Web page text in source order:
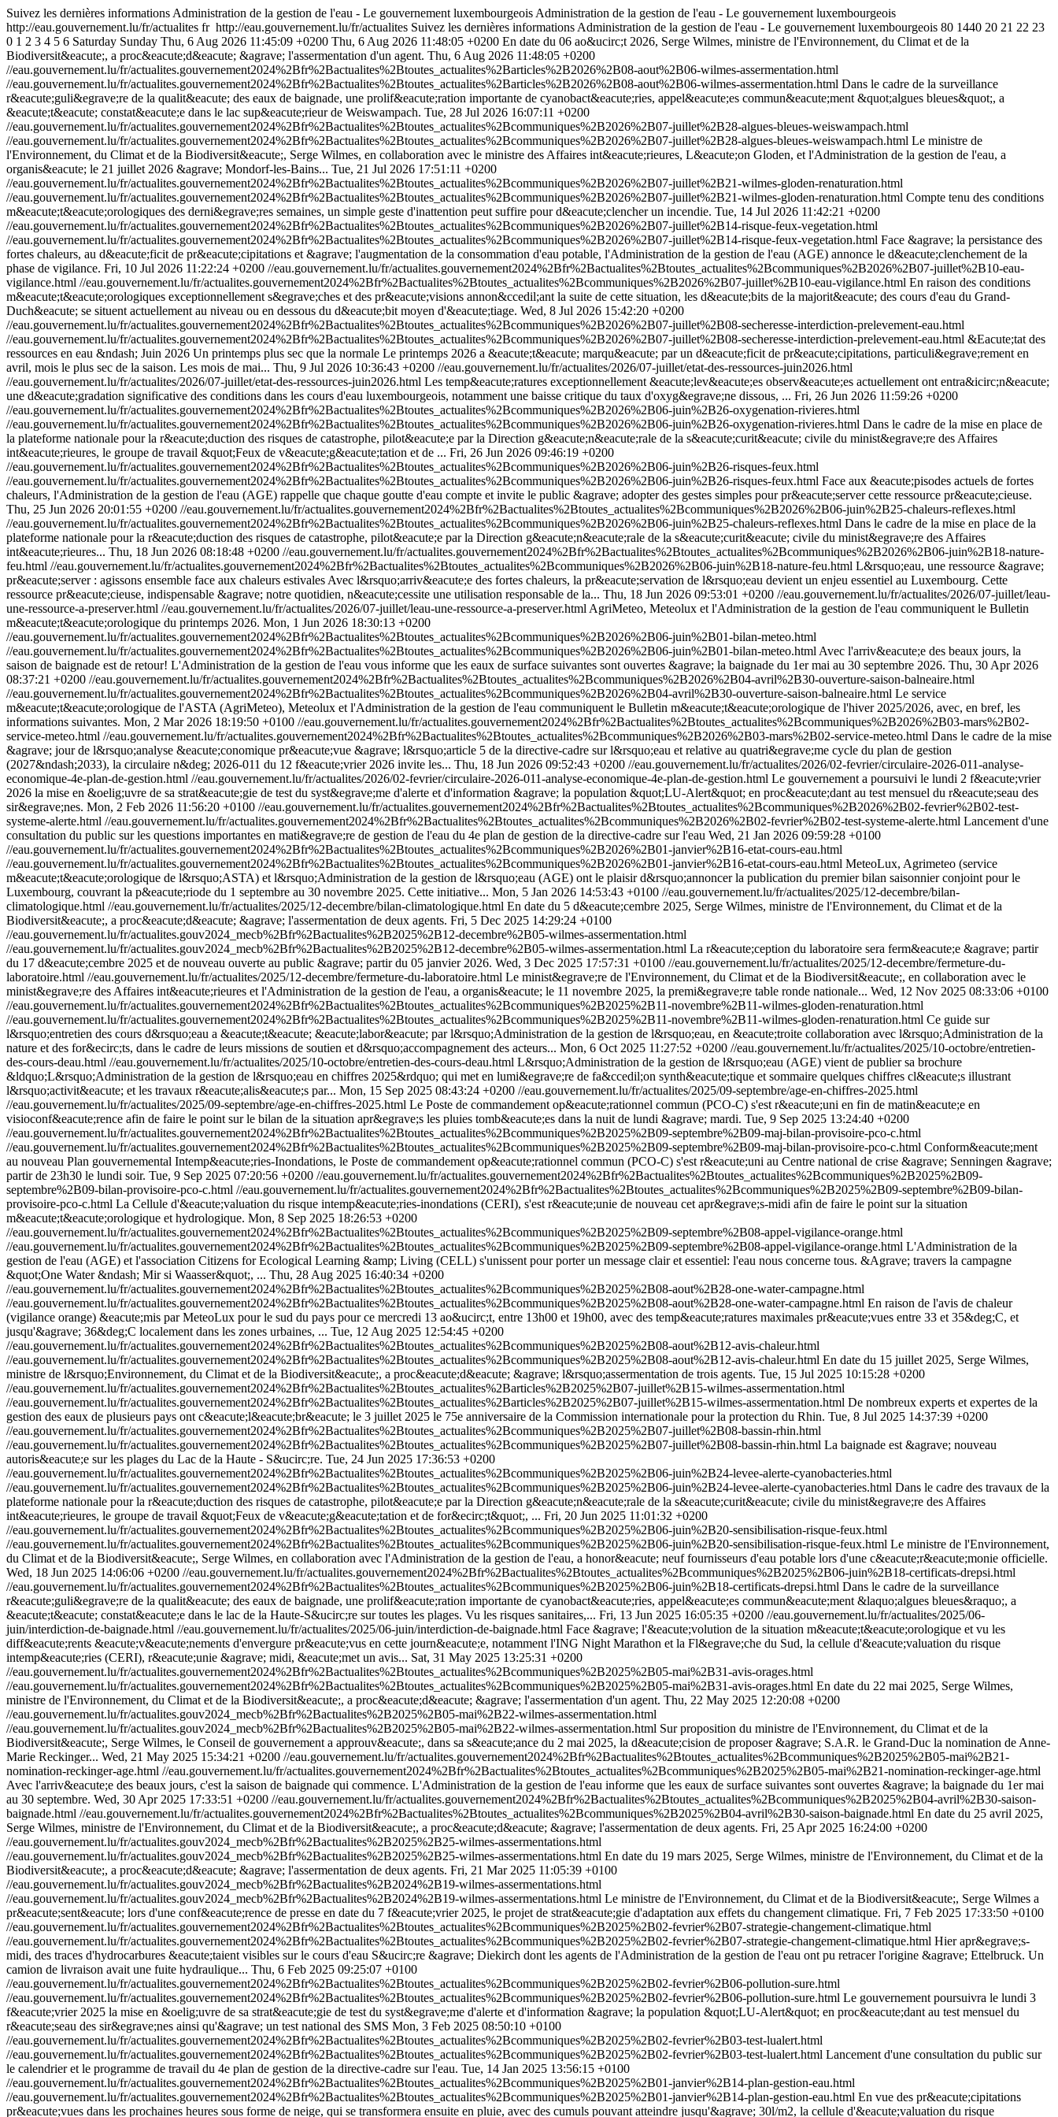
Suivez les dernières informations Administration de la gestion de l'eau - Le gouvernement luxembourgeois Administration de la gestion de l'eau - Le gouvernement luxembourgeois
http://eau.gouvernement.lu/fr/actualites fr http://eau.gouvernement.lu/fr/actualites Suivez les dernières informations Administration de la gestion de l'eau - Le gouvernement luxembourgeois 80 1440 20 21 22 23
0 1 2 3 4 5 6 Saturday Sunday Thu, 6 Aug 2026 11:45:09 +0200 Thu, 6 Aug 2026 11:48:05 +0200 En date du 06 ao&ucirc;t 2026, Serge Wilmes, ministre de l'Environnement, du Climat et de la
Biodiversit&eacute;, a proc&eacute;d&eacute; &agrave; l'assermentation d'un agent. Thu, 6 Aug 2026 11:48:05 +0200
//eau.gouvernement.lu/fr/actualites.gouvernement2024%2Bfr%2Bactualites%2Btoutes_actualites%2Barticles%2B2026%2B08-aout%2B06-wilmes-assermentation.html
//eau.gouvernement.lu/fr/actualites.gouvernement2024%2Bfr%2Bactualites%2Btoutes_actualites%2Barticles%2B2026%2B08-aout%2B06-wilmes-assermentation.html Dans le cadre de la surveillance
r&eacute;guli&egrave;re de la qualit&eacute; des eaux de baignade, une prolif&eacute;ration importante de cyanobact&eacute;ries, appel&eacute;es commun&eacute;ment &quot;algues bleues&quot;, a
&eacute;t&eacute; constat&eacute;e dans le lac sup&eacute;rieur de Weiswampach. Tue, 28 Jul 2026 16:07:11 +0200
//eau.gouvernement.lu/fr/actualites.gouvernement2024%2Bfr%2Bactualites%2Btoutes_actualites%2Bcommuniques%2B2026%2B07-juillet%2B28-algues-bleues-weiswampach.html
//eau.gouvernement.lu/fr/actualites.gouvernement2024%2Bfr%2Bactualites%2Btoutes_actualites%2Bcommuniques%2B2026%2B07-juillet%2B28-algues-bleues-weiswampach.html Le ministre de
l'Environnement, du Climat et de la Biodiversit&eacute;, Serge Wilmes, en collaboration avec le ministre des Affaires int&eacute;rieures, L&eacute;on Gloden, et l'Administration de la gestion de l'eau, a
organis&eacute; le 21 juillet 2026 &agrave; Mondorf-les-Bains... Tue, 21 Jul 2026 17:51:11 +0200
//eau.gouvernement.lu/fr/actualites.gouvernement2024%2Bfr%2Bactualites%2Btoutes_actualites%2Bcommuniques%2B2026%2B07-juillet%2B21-wilmes-gloden-renaturation.html
//eau.gouvernement.lu/fr/actualites.gouvernement2024%2Bfr%2Bactualites%2Btoutes_actualites%2Bcommuniques%2B2026%2B07-juillet%2B21-wilmes-gloden-renaturation.html Compte tenu des conditions
m&eacute;t&eacute;orologiques des derni&egrave;res semaines, un simple geste d'inattention peut suffire pour d&eacute;clencher un incendie. Tue, 14 Jul 2026 11:42:21 +0200
//eau.gouvernement.lu/fr/actualites.gouvernement2024%2Bfr%2Bactualites%2Btoutes_actualites%2Bcommuniques%2B2026%2B07-juillet%2B14-risque-feux-vegetation.html
//eau.gouvernement.lu/fr/actualites.gouvernement2024%2Bfr%2Bactualites%2Btoutes_actualites%2Bcommuniques%2B2026%2B07-juillet%2B14-risque-feux-vegetation.html Face &agrave; la persistance des
fortes chaleurs, au d&eacute;ficit de pr&eacute;cipitations et &agrave; l'augmentation de la consommation d'eau potable, l'Administration de la gestion de l'eau (AGE) annonce le d&eacute;clenchement de la
phase de vigilance. Fri, 10 Jul 2026 11:22:24 +0200 //eau.gouvernement.lu/fr/actualites.gouvernement2024%2Bfr%2Bactualites%2Btoutes_actualites%2Bcommuniques%2B2026%2B07-juillet%2B10-eau-
vigilance.html //eau.gouvernement.lu/fr/actualites.gouvernement2024%2Bfr%2Bactualites%2Btoutes_actualites%2Bcommuniques%2B2026%2B07-juillet%2B10-eau-vigilance.html En raison des conditions
m&eacute;t&eacute;orologiques exceptionnellement s&egrave;ches et des pr&eacute;visions annon&ccedil;ant la suite de cette situation, les d&eacute;bits de la majorit&eacute; des cours d'eau du Grand-
Duch&eacute; se situent actuellement au niveau ou en dessous du d&eacute;bit moyen d'&eacute;tiage. Wed, 8 Jul 2026 15:42:20 +0200
//eau.gouvernement.lu/fr/actualites.gouvernement2024%2Bfr%2Bactualites%2Btoutes_actualites%2Bcommuniques%2B2026%2B07-juillet%2B08-secheresse-interdiction-prelevement-eau.html
//eau.gouvernement.lu/fr/actualites.gouvernement2024%2Bfr%2Bactualites%2Btoutes_actualites%2Bcommuniques%2B2026%2B07-juillet%2B08-secheresse-interdiction-prelevement-eau.html &Eacute;tat des
ressources en eau &ndash; Juin 2026 Un printemps plus sec que la normale Le printemps 2026 a &eacute;t&eacute; marqu&eacute; par un d&eacute;ficit de pr&eacute;cipitations, particuli&egrave;rement en
avril, mois le plus sec de la saison. Les mois de mai... Thu, 9 Jul 2026 10:36:43 +0200 //eau.gouvernement.lu/fr/actualites/2026/07-juillet/etat-des-ressources-juin2026.html
//eau.gouvernement.lu/fr/actualites/2026/07-juillet/etat-des-ressources-juin2026.html Les temp&eacute;ratures exceptionnellement &eacute;lev&eacute;es observ&eacute;es actuellement ont entra&icirc;n&eacute;
une d&eacute;gradation significative des conditions dans les cours d'eau luxembourgeois, notamment une baisse critique du taux d'oxyg&egrave;ne dissous, ... Fri, 26 Jun 2026 11:59:26 +0200
//eau.gouvernement.lu/fr/actualites.gouvernement2024%2Bfr%2Bactualites%2Btoutes_actualites%2Bcommuniques%2B2026%2B06-juin%2B26-oxygenation-rivieres.html
//eau.gouvernement.lu/fr/actualites.gouvernement2024%2Bfr%2Bactualites%2Btoutes_actualites%2Bcommuniques%2B2026%2B06-juin%2B26-oxygenation-rivieres.html Dans le cadre de la mise en place de
la plateforme nationale pour la r&eacute;duction des risques de catastrophe, pilot&eacute;e par la Direction g&eacute;n&eacute;rale de la s&eacute;curit&eacute; civile du minist&egrave;re des Affaires
int&eacute;rieures, le groupe de travail &quot;Feux de v&eacute;g&eacute;tation et de ... Fri, 26 Jun 2026 09:46:19 +0200
//eau.gouvernement.lu/fr/actualites.gouvernement2024%2Bfr%2Bactualites%2Btoutes_actualites%2Bcommuniques%2B2026%2B06-juin%2B26-risques-feux.html
//eau.gouvernement.lu/fr/actualites.gouvernement2024%2Bfr%2Bactualites%2Btoutes_actualites%2Bcommuniques%2B2026%2B06-juin%2B26-risques-feux.html Face aux &eacute;pisodes actuels de fortes
chaleurs, l'Administration de la gestion de l'eau (AGE) rappelle que chaque goutte d'eau compte et invite le public &agrave; adopter des gestes simples pour pr&eacute;server cette ressource pr&eacute;cieuse.
Thu, 25 Jun 2026 20:01:55 +0200 //eau.gouvernement.lu/fr/actualites.gouvernement2024%2Bfr%2Bactualites%2Btoutes_actualites%2Bcommuniques%2B2026%2B06-juin%2B25-chaleurs-reflexes.html
//eau.gouvernement.lu/fr/actualites.gouvernement2024%2Bfr%2Bactualites%2Btoutes_actualites%2Bcommuniques%2B2026%2B06-juin%2B25-chaleurs-reflexes.html Dans le cadre de la mise en place de la
plateforme nationale pour la r&eacute;duction des risques de catastrophe, pilot&eacute;e par la Direction g&eacute;n&eacute;rale de la s&eacute;curit&eacute; civile du minist&egrave;re des Affaires
int&eacute;rieures... Thu, 18 Jun 2026 08:18:48 +0200 //eau.gouvernement.lu/fr/actualites.gouvernement2024%2Bfr%2Bactualites%2Btoutes_actualites%2Bcommuniques%2B2026%2B06-juin%2B18-nature-
feu.html //eau.gouvernement.lu/fr/actualites.gouvernement2024%2Bfr%2Bactualites%2Btoutes_actualites%2Bcommuniques%2B2026%2B06-juin%2B18-nature-feu.html L&rsquo;eau, une ressource &agrave;
pr&eacute;server : agissons ensemble face aux chaleurs estivales Avec l&rsquo;arriv&eacute;e des fortes chaleurs, la pr&eacute;servation de l&rsquo;eau devient un enjeu essentiel au Luxembourg. Cette
ressource pr&eacute;cieuse, indispensable &agrave; notre quotidien, n&eacute;cessite une utilisation responsable de la... Thu, 18 Jun 2026 09:53:01 +0200 //eau.gouvernement.lu/fr/actualites/2026/07-juillet/leau-
une-ressource-a-preserver.html //eau.gouvernement.lu/fr/actualites/2026/07-juillet/leau-une-ressource-a-preserver.html AgriMeteo, Meteolux et l'Administration de la gestion de l'eau communiquent le Bulletin
m&eacute;t&eacute;orologique du printemps 2026. Mon, 1 Jun 2026 18:30:13 +0200
//eau.gouvernement.lu/fr/actualites.gouvernement2024%2Bfr%2Bactualites%2Btoutes_actualites%2Bcommuniques%2B2026%2B06-juin%2B01-bilan-meteo.html
//eau.gouvernement.lu/fr/actualites.gouvernement2024%2Bfr%2Bactualites%2Btoutes_actualites%2Bcommuniques%2B2026%2B06-juin%2B01-bilan-meteo.html Avec l'arriv&eacute;e des beaux jours, la
saison de baignade est de retour! L'Administration de la gestion de l'eau vous informe que les eaux de surface suivantes sont ouvertes &agrave; la baignade du 1er mai au 30 septembre 2026. Thu, 30 Apr 2026
08:37:21 +0200 //eau.gouvernement.lu/fr/actualites.gouvernement2024%2Bfr%2Bactualites%2Btoutes_actualites%2Bcommuniques%2B2026%2B04-avril%2B30-ouverture-saison-balneaire.html
//eau.gouvernement.lu/fr/actualites.gouvernement2024%2Bfr%2Bactualites%2Btoutes_actualites%2Bcommuniques%2B2026%2B04-avril%2B30-ouverture-saison-balneaire.html Le service
m&eacute;t&eacute;orologique de l'ASTA (AgriMeteo), Meteolux et l'Administration de la gestion de l'eau communiquent le Bulletin m&eacute;t&eacute;orologique de l'hiver 2025/2026, avec, en bref, les
informations suivantes. Mon, 2 Mar 2026 18:19:50 +0100 //eau.gouvernement.lu/fr/actualites.gouvernement2024%2Bfr%2Bactualites%2Btoutes_actualites%2Bcommuniques%2B2026%2B03-mars%2B02-
service-meteo.html //eau.gouvernement.lu/fr/actualites.gouvernement2024%2Bfr%2Bactualites%2Btoutes_actualites%2Bcommuniques%2B2026%2B03-mars%2B02-service-meteo.html Dans le cadre de la mise
&agrave; jour de l&rsquo;analyse &eacute;conomique pr&eacute;vue &agrave; l&rsquo;article 5 de la directive-cadre sur l&rsquo;eau et relative au quatri&egrave;me cycle du plan de gestion
(2027&ndash;2033), la circulaire n&deg; 2026-011 du 12 f&eacute;vrier 2026 invite les... Thu, 18 Jun 2026 09:52:43 +0200 //eau.gouvernement.lu/fr/actualites/2026/02-fevrier/circulaire-2026-011-analyse-
economique-4e-plan-de-gestion.html //eau.gouvernement.lu/fr/actualites/2026/02-fevrier/circulaire-2026-011-analyse-economique-4e-plan-de-gestion.html Le gouvernement a poursuivi le lundi 2 f&eacute;vrier
2026 la mise en &oelig;uvre de sa strat&eacute;gie de test du syst&egrave;me d'alerte et d'information &agrave; la population &quot;LU-Alert&quot; en proc&eacute;dant au test mensuel du r&eacute;seau des
sir&egrave;nes. Mon, 2 Feb 2026 11:56:20 +0100 //eau.gouvernement.lu/fr/actualites.gouvernement2024%2Bfr%2Bactualites%2Btoutes_actualites%2Bcommuniques%2B2026%2B02-fevrier%2B02-test-
systeme-alerte.html //eau.gouvernement.lu/fr/actualites.gouvernement2024%2Bfr%2Bactualites%2Btoutes_actualites%2Bcommuniques%2B2026%2B02-fevrier%2B02-test-systeme-alerte.html Lancement d'une
consultation du public sur les questions importantes en mati&egrave;re de gestion de l'eau du 4e plan de gestion de la directive-cadre sur l'eau Wed, 21 Jan 2026 09:59:28 +0100
//eau.gouvernement.lu/fr/actualites.gouvernement2024%2Bfr%2Bactualites%2Btoutes_actualites%2Bcommuniques%2B2026%2B01-janvier%2B16-etat-cours-eau.html
//eau.gouvernement.lu/fr/actualites.gouvernement2024%2Bfr%2Bactualites%2Btoutes_actualites%2Bcommuniques%2B2026%2B01-janvier%2B16-etat-cours-eau.html MeteoLux, Agrimeteo (service
m&eacute;t&eacute;orologique de l&rsquo;ASTA) et l&rsquo;Administration de la gestion de l&rsquo;eau (AGE) ont le plaisir d&rsquo;annoncer la publication du premier bilan saisonnier conjoint pour le
Luxembourg, couvrant la p&eacute;riode du 1 septembre au 30 novembre 2025. Cette initiative... Mon, 5 Jan 2026 14:53:43 +0100 //eau.gouvernement.lu/fr/actualites/2025/12-decembre/bilan-
climatologique.html //eau.gouvernement.lu/fr/actualites/2025/12-decembre/bilan-climatologique.html En date du 5 d&eacute;cembre 2025, Serge Wilmes, ministre de l'Environnement, du Climat et de la
Biodiversit&eacute;, a proc&eacute;d&eacute; &agrave; l'assermentation de deux agents. Fri, 5 Dec 2025 14:29:24 +0100
//eau.gouvernement.lu/fr/actualites.gouv2024_mecb%2Bfr%2Bactualites%2B2025%2B12-decembre%2B05-wilmes-assermentation.html
//eau.gouvernement.lu/fr/actualites.gouv2024_mecb%2Bfr%2Bactualites%2B2025%2B12-decembre%2B05-wilmes-assermentation.html La r&eacute;ception du laboratoire sera ferm&eacute;e &agrave; partir
du 17 d&eacute;cembre 2025 et de nouveau ouverte au public &agrave; partir du 05 janvier 2026. Wed, 3 Dec 2025 17:57:31 +0100 //eau.gouvernement.lu/fr/actualites/2025/12-decembre/fermeture-du-
laboratoire.html //eau.gouvernement.lu/fr/actualites/2025/12-decembre/fermeture-du-laboratoire.html Le minist&egrave;re de l'Environnement, du Climat et de la Biodiversit&eacute;, en collaboration avec le
minist&egrave;re des Affaires int&eacute;rieures et l'Administration de la gestion de l'eau, a organis&eacute; le 11 novembre 2025, la premi&egrave;re table ronde nationale... Wed, 12 Nov 2025 08:33:06 +0100
//eau.gouvernement.lu/fr/actualites.gouvernement2024%2Bfr%2Bactualites%2Btoutes_actualites%2Bcommuniques%2B2025%2B11-novembre%2B11-wilmes-gloden-renaturation.html
//eau.gouvernement.lu/fr/actualites.gouvernement2024%2Bfr%2Bactualites%2Btoutes_actualites%2Bcommuniques%2B2025%2B11-novembre%2B11-wilmes-gloden-renaturation.html Ce guide sur
l&rsquo;entretien des cours d&rsquo;eau a &eacute;t&eacute; &eacute;labor&eacute; par l&rsquo;Administration de la gestion de l&rsquo;eau, en &eacute;troite collaboration avec l&rsquo;Administration de la
nature et des for&ecirc;ts, dans le cadre de leurs missions de soutien et d&rsquo;accompagnement des acteurs... Mon, 6 Oct 2025 11:27:52 +0200 //eau.gouvernement.lu/fr/actualites/2025/10-octobre/entretien-
des-cours-deau.html //eau.gouvernement.lu/fr/actualites/2025/10-octobre/entretien-des-cours-deau.html L&rsquo;Administration de la gestion de l&rsquo;eau (AGE) vient de publier sa brochure
&ldquo;L&rsquo;Administration de la gestion de l&rsquo;eau en chiffres 2025&rdquo; qui met en lumi&egrave;re de fa&ccedil;on synth&eacute;tique et sommaire quelques chiffres cl&eacute;s illustrant
l&rsquo;activit&eacute; et les travaux r&eacute;alis&eacute;s par... Mon, 15 Sep 2025 08:43:24 +0200 //eau.gouvernement.lu/fr/actualites/2025/09-septembre/age-en-chiffres-2025.html
//eau.gouvernement.lu/fr/actualites/2025/09-septembre/age-en-chiffres-2025.html Le Poste de commandement op&eacute;rationnel commun (PCO-C) s'est r&eacute;uni en fin de matin&eacute;e en
visioconf&eacute;rence afin de faire le point sur le bilan de la situation apr&egrave;s les pluies tomb&eacute;es dans la nuit de lundi &agrave; mardi. Tue, 9 Sep 2025 13:24:40 +0200
//eau.gouvernement.lu/fr/actualites.gouvernement2024%2Bfr%2Bactualites%2Btoutes_actualites%2Bcommuniques%2B2025%2B09-septembre%2B09-maj-bilan-provisoire-pco-c.html
//eau.gouvernement.lu/fr/actualites.gouvernement2024%2Bfr%2Bactualites%2Btoutes_actualites%2Bcommuniques%2B2025%2B09-septembre%2B09-maj-bilan-provisoire-pco-c.html Conform&eacute;ment
au nouveau Plan gouvernemental Intemp&eacute;ries-Inondations, le Poste de commandement op&eacute;rationnel commun (PCO-C) s'est r&eacute;uni au Centre national de crise &agrave; Senningen &agrave;
partir de 23h30 le lundi soir. Tue, 9 Sep 2025 07:20:56 +0200 //eau.gouvernement.lu/fr/actualites.gouvernement2024%2Bfr%2Bactualites%2Btoutes_actualites%2Bcommuniques%2B2025%2B09-
septembre%2B09-bilan-provisoire-pco-c.html //eau.gouvernement.lu/fr/actualites.gouvernement2024%2Bfr%2Bactualites%2Btoutes_actualites%2Bcommuniques%2B2025%2B09-septembre%2B09-bilan-
provisoire-pco-c.html La Cellule d'&eacute;valuation du risque intemp&eacute;ries-inondations (CERI), s'est r&eacute;unie de nouveau cet apr&egrave;s-midi afin de faire le point sur la situation
m&eacute;t&eacute;orologique et hydrologique. Mon, 8 Sep 2025 18:26:53 +0200
//eau.gouvernement.lu/fr/actualites.gouvernement2024%2Bfr%2Bactualites%2Btoutes_actualites%2Bcommuniques%2B2025%2B09-septembre%2B08-appel-vigilance-orange.html
//eau.gouvernement.lu/fr/actualites.gouvernement2024%2Bfr%2Bactualites%2Btoutes_actualites%2Bcommuniques%2B2025%2B09-septembre%2B08-appel-vigilance-orange.html L'Administration de la
gestion de l'eau (AGE) et l'association Citizens for Ecological Learning &amp; Living (CELL) s'unissent pour porter un message clair et essentiel: l'eau nous concerne tous. &Agrave; travers la campagne
&quot;One Water &ndash; Mir si Waasser&quot;, ... Thu, 28 Aug 2025 16:40:34 +0200
//eau.gouvernement.lu/fr/actualites.gouvernement2024%2Bfr%2Bactualites%2Btoutes_actualites%2Bcommuniques%2B2025%2B08-aout%2B28-one-water-campagne.html
//eau.gouvernement.lu/fr/actualites.gouvernement2024%2Bfr%2Bactualites%2Btoutes_actualites%2Bcommuniques%2B2025%2B08-aout%2B28-one-water-campagne.html En raison de l'avis de chaleur
(vigilance orange) &eacute;mis par MeteoLux pour le sud du pays pour ce mercredi 13 ao&ucirc;t, entre 13h00 et 19h00, avec des temp&eacute;ratures maximales pr&eacute;vues entre 33 et 35&deg;C, et
jusqu'&agrave; 36&deg;C localement dans les zones urbaines, ... Tue, 12 Aug 2025 12:54:45 +0200
//eau.gouvernement.lu/fr/actualites.gouvernement2024%2Bfr%2Bactualites%2Btoutes_actualites%2Bcommuniques%2B2025%2B08-aout%2B12-avis-chaleur.html
//eau.gouvernement.lu/fr/actualites.gouvernement2024%2Bfr%2Bactualites%2Btoutes_actualites%2Bcommuniques%2B2025%2B08-aout%2B12-avis-chaleur.html En date du 15 juillet 2025, Serge Wilmes,
ministre de l&rsquo;Environnement, du Climat et de la Biodiversit&eacute;, a proc&eacute;d&eacute; &agrave; l&rsquo;assermentation de trois agents. Tue, 15 Jul 2025 10:15:28 +0200
//eau.gouvernement.lu/fr/actualites.gouvernement2024%2Bfr%2Bactualites%2Btoutes_actualites%2Barticles%2B2025%2B07-juillet%2B15-wilmes-assermentation.html
//eau.gouvernement.lu/fr/actualites.gouvernement2024%2Bfr%2Bactualites%2Btoutes_actualites%2Barticles%2B2025%2B07-juillet%2B15-wilmes-assermentation.html De nombreux experts et expertes de la
gestion des eaux de plusieurs pays ont c&eacute;l&eacute;br&eacute; le 3 juillet 2025 le 75e anniversaire de la Commission internationale pour la protection du Rhin. Tue, 8 Jul 2025 14:37:39 +0200
//eau.gouvernement.lu/fr/actualites.gouvernement2024%2Bfr%2Bactualites%2Btoutes_actualites%2Bcommuniques%2B2025%2B07-juillet%2B08-bassin-rhin.html
//eau.gouvernement.lu/fr/actualites.gouvernement2024%2Bfr%2Bactualites%2Btoutes_actualites%2Bcommuniques%2B2025%2B07-juillet%2B08-bassin-rhin.html La baignade est &agrave; nouveau
autoris&eacute;e sur les plages du Lac de la Haute - S&ucirc;re. Tue, 24 Jun 2025 17:36:53 +0200
//eau.gouvernement.lu/fr/actualites.gouvernement2024%2Bfr%2Bactualites%2Btoutes_actualites%2Bcommuniques%2B2025%2B06-juin%2B24-levee-alerte-cyanobacteries.html
//eau.gouvernement.lu/fr/actualites.gouvernement2024%2Bfr%2Bactualites%2Btoutes_actualites%2Bcommuniques%2B2025%2B06-juin%2B24-levee-alerte-cyanobacteries.html Dans le cadre des travaux de la
plateforme nationale pour la r&eacute;duction des risques de catastrophe, pilot&eacute;e par la Direction g&eacute;n&eacute;rale de la s&eacute;curit&eacute; civile du minist&egrave;re des Affaires
int&eacute;rieures, le groupe de travail &quot;Feux de v&eacute;g&eacute;tation et de for&ecirc;t&quot;, ... Fri, 20 Jun 2025 11:01:32 +0200
//eau.gouvernement.lu/fr/actualites.gouvernement2024%2Bfr%2Bactualites%2Btoutes_actualites%2Bcommuniques%2B2025%2B06-juin%2B20-sensibilisation-risque-feux.html
//eau.gouvernement.lu/fr/actualites.gouvernement2024%2Bfr%2Bactualites%2Btoutes_actualites%2Bcommuniques%2B2025%2B06-juin%2B20-sensibilisation-risque-feux.html Le ministre de l'Environnement,
du Climat et de la Biodiversit&eacute;, Serge Wilmes, en collaboration avec l'Administration de la gestion de l'eau, a honor&eacute; neuf fournisseurs d'eau potable lors d'une c&eacute;r&eacute;monie officielle.
Wed, 18 Jun 2025 14:06:06 +0200 //eau.gouvernement.lu/fr/actualites.gouvernement2024%2Bfr%2Bactualites%2Btoutes_actualites%2Bcommuniques%2B2025%2B06-juin%2B18-certificats-drepsi.html
//eau.gouvernement.lu/fr/actualites.gouvernement2024%2Bfr%2Bactualites%2Btoutes_actualites%2Bcommuniques%2B2025%2B06-juin%2B18-certificats-drepsi.html Dans le cadre de la surveillance
r&eacute;guli&egrave;re de la qualit&eacute; des eaux de baignade, une prolif&eacute;ration importante de cyanobact&eacute;ries, appel&eacute;es commun&eacute;ment &laquo;algues bleues&raquo;, a
&eacute;t&eacute; constat&eacute;e dans le lac de la Haute-S&ucirc;re sur toutes les plages. Vu les risques sanitaires,... Fri, 13 Jun 2025 16:05:35 +0200 //eau.gouvernement.lu/fr/actualites/2025/06-
juin/interdiction-de-baignade.html //eau.gouvernement.lu/fr/actualites/2025/06-juin/interdiction-de-baignade.html Face &agrave; l'&eacute;volution de la situation m&eacute;t&eacute;orologique et vu les
diff&eacute;rents &eacute;v&eacute;nements d'envergure pr&eacute;vus en cette journ&eacute;e, notamment l'ING Night Marathon et la Fl&egrave;che du Sud, la cellule d'&eacute;valuation du risque
intemp&eacute;ries (CERI), r&eacute;unie &agrave; midi, &eacute;met un avis... Sat, 31 May 2025 13:25:31 +0200
//eau.gouvernement.lu/fr/actualites.gouvernement2024%2Bfr%2Bactualites%2Btoutes_actualites%2Bcommuniques%2B2025%2B05-mai%2B31-avis-orages.html
//eau.gouvernement.lu/fr/actualites.gouvernement2024%2Bfr%2Bactualites%2Btoutes_actualites%2Bcommuniques%2B2025%2B05-mai%2B31-avis-orages.html En date du 22 mai 2025, Serge Wilmes,
ministre de l'Environnement, du Climat et de la Biodiversit&eacute;, a proc&eacute;d&eacute; &agrave; l'assermentation d'un agent. Thu, 22 May 2025 12:20:08 +0200
//eau.gouvernement.lu/fr/actualites.gouv2024_mecb%2Bfr%2Bactualites%2B2025%2B05-mai%2B22-wilmes-assermentation.html
//eau.gouvernement.lu/fr/actualites.gouv2024_mecb%2Bfr%2Bactualites%2B2025%2B05-mai%2B22-wilmes-assermentation.html Sur proposition du ministre de l'Environnement, du Climat et de la
Biodiversit&eacute;, Serge Wilmes, le Conseil de gouvernement a approuv&eacute;, dans sa s&eacute;ance du 2 mai 2025, la d&eacute;cision de proposer &agrave; S.A.R. le Grand-Duc la nomination de Anne-
Marie Reckinger... Wed, 21 May 2025 15:34:21 +0200 //eau.gouvernement.lu/fr/actualites.gouvernement2024%2Bfr%2Bactualites%2Btoutes_actualites%2Bcommuniques%2B2025%2B05-mai%2B21-
nomination-reckinger-age.html //eau.gouvernement.lu/fr/actualites.gouvernement2024%2Bfr%2Bactualites%2Btoutes_actualites%2Bcommuniques%2B2025%2B05-mai%2B21-nomination-reckinger-age.html
Avec l'arriv&eacute;e des beaux jours, c'est la saison de baignade qui commence. L'Administration de la gestion de l'eau informe que les eaux de surface suivantes sont ouvertes &agrave; la baignade du 1er mai
au 30 septembre. Wed, 30 Apr 2025 17:33:51 +0200 //eau.gouvernement.lu/fr/actualites.gouvernement2024%2Bfr%2Bactualites%2Btoutes_actualites%2Bcommuniques%2B2025%2B04-avril%2B30-saison-
baignade.html //eau.gouvernement.lu/fr/actualites.gouvernement2024%2Bfr%2Bactualites%2Btoutes_actualites%2Bcommuniques%2B2025%2B04-avril%2B30-saison-baignade.html En date du 25 avril 2025,
Serge Wilmes, ministre de l'Environnement, du Climat et de la Biodiversit&eacute;, a proc&eacute;d&eacute; &agrave; l'assermentation de deux agents. Fri, 25 Apr 2025 16:24:00 +0200
//eau.gouvernement.lu/fr/actualites.gouv2024_mecb%2Bfr%2Bactualites%2B2025%2B25-wilmes-assermentations.html
//eau.gouvernement.lu/fr/actualites.gouv2024_mecb%2Bfr%2Bactualites%2B2025%2B25-wilmes-assermentations.html En date du 19 mars 2025, Serge Wilmes, ministre de l'Environnement, du Climat et de la
Biodiversit&eacute;, a proc&eacute;d&eacute; &agrave; l'assermentation de deux agents. Fri, 21 Mar 2025 11:05:39 +0100
//eau.gouvernement.lu/fr/actualites.gouv2024_mecb%2Bfr%2Bactualites%2B2024%2B19-wilmes-assermentations.html
//eau.gouvernement.lu/fr/actualites.gouv2024_mecb%2Bfr%2Bactualites%2B2024%2B19-wilmes-assermentations.html Le ministre de l'Environnement, du Climat et de la Biodiversit&eacute;, Serge Wilmes a
pr&eacute;sent&eacute; lors d'une conf&eacute;rence de presse en date du 7 f&eacute;vrier 2025, le projet de strat&eacute;gie d'adaptation aux effets du changement climatique. Fri, 7 Feb 2025 17:33:50 +0100
//eau.gouvernement.lu/fr/actualites.gouvernement2024%2Bfr%2Bactualites%2Btoutes_actualites%2Bcommuniques%2B2025%2B02-fevrier%2B07-strategie-changement-climatique.html
//eau.gouvernement.lu/fr/actualites.gouvernement2024%2Bfr%2Bactualites%2Btoutes_actualites%2Bcommuniques%2B2025%2B02-fevrier%2B07-strategie-changement-climatique.html Hier apr&egrave;s-
midi, des traces d'hydrocarbures &eacute;taient visibles sur le cours d'eau S&ucirc;re &agrave; Diekirch dont les agents de l'Administration de la gestion de l'eau ont pu retracer l'origine &agrave; Ettelbruck. Un
camion de livraison avait une fuite hydraulique... Thu, 6 Feb 2025 09:25:07 +0100
//eau.gouvernement.lu/fr/actualites.gouvernement2024%2Bfr%2Bactualites%2Btoutes_actualites%2Bcommuniques%2B2025%2B02-fevrier%2B06-pollution-sure.html
//eau.gouvernement.lu/fr/actualites.gouvernement2024%2Bfr%2Bactualites%2Btoutes_actualites%2Bcommuniques%2B2025%2B02-fevrier%2B06-pollution-sure.html Le gouvernement poursuivra le lundi 3
f&eacute;vrier 2025 la mise en &oelig;uvre de sa strat&eacute;gie de test du syst&egrave;me d'alerte et d'information &agrave; la population &quot;LU-Alert&quot; en proc&eacute;dant au test mensuel du
r&eacute;seau des sir&egrave;nes ainsi qu'&agrave; un test national des SMS Mon, 3 Feb 2025 08:50:10 +0100
//eau.gouvernement.lu/fr/actualites.gouvernement2024%2Bfr%2Bactualites%2Btoutes_actualites%2Bcommuniques%2B2025%2B02-fevrier%2B03-test-lualert.html
//eau.gouvernement.lu/fr/actualites.gouvernement2024%2Bfr%2Bactualites%2Btoutes_actualites%2Bcommuniques%2B2025%2B02-fevrier%2B03-test-lualert.html Lancement d'une consultation du public sur
le calendrier et le programme de travail du 4e plan de gestion de la directive-cadre sur l'eau. Tue, 14 Jan 2025 13:56:15 +0100
//eau.gouvernement.lu/fr/actualites.gouvernement2024%2Bfr%2Bactualites%2Btoutes_actualites%2Bcommuniques%2B2025%2B01-janvier%2B14-plan-gestion-eau.html
//eau.gouvernement.lu/fr/actualites.gouvernement2024%2Bfr%2Bactualites%2Btoutes_actualites%2Bcommuniques%2B2025%2B01-janvier%2B14-plan-gestion-eau.html En vue des pr&eacute;cipitations
pr&eacute;vues dans les prochaines heures sous forme de neige, qui se transformera ensuite en pluie, avec des cumuls pouvant atteindre jusqu'&agrave; 30l/m2, la cellule d'&eacute;valuation du risque